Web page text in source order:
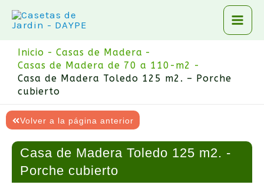
contenido
Inicio
Casas de Madera
Casas de Madera de 70 a 110-m2
Casa de Madera Toledo 125 m2. – Porche
cubierto
Volver a la página anterior
Casa de Madera Toledo 125 m2. -
Porche cubierto